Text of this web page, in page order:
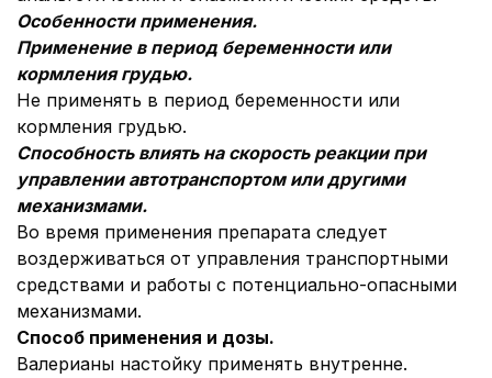
Особенности применения.
Применение в период беременности или
кормления грудью.
Не применять в период беременности или
кормления грудью.
Способность влиять на скорость реакции при
управлении автотранспортом или другими
механизмами.
Во время применения препарата следует
воздерживаться от управления транспортными
средствами и работы с потенциально-опасными
механизмами.
Способ применения и дозы.
Валерианы настойку применять внутренне.